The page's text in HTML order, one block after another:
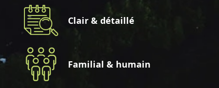
Clair & détaillé
Familial & humain